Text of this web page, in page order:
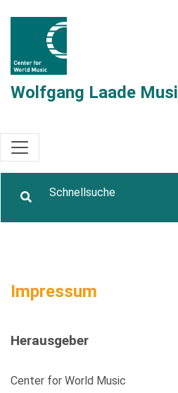
Wolfgang Laade
Impressum
Herausgeber
Center for World Music